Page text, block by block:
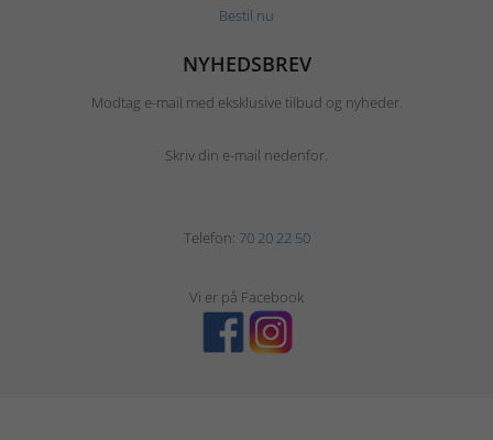
Bestil nu
NYHEDSBREV
Modtag e-mail med eksklusive tilbud og nyheder.
Skriv din e-mail nedenfor.
Telefon: 70 20 22 50
Vi er på Facebook